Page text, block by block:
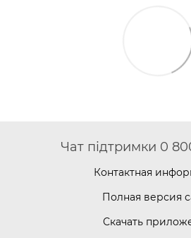
Чат підтримки 0
Контактная
Полная версия
Скачать